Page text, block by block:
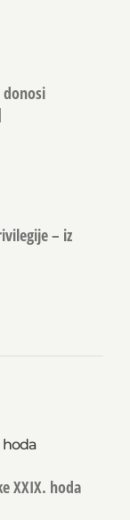
donosi
– iz
hoda
XXIX. hoda